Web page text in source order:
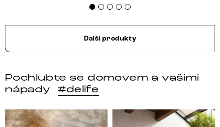
Další produkty
Pochlubte se domovem a vašími
nápady
#delife
DELIFE – Nábytek, který promění dům v domov. Domo
Místo, kam se budeš těšit